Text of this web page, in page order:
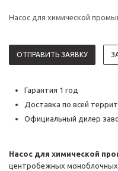
Насос для химической
ОТПРАВИТЬ ЗАЯВКУ
Гарантия 1 год
Доставка по всей
Официальный дилер
Насос для химической
центробежных моноблочных